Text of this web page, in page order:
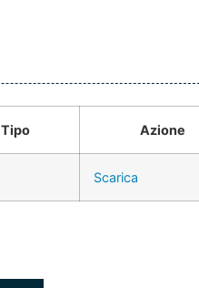
Tipo Azione
Scarica